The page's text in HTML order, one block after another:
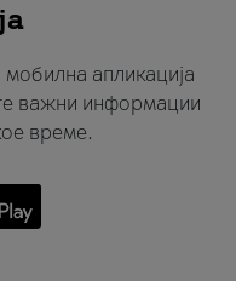
апликација
важни информации
време.